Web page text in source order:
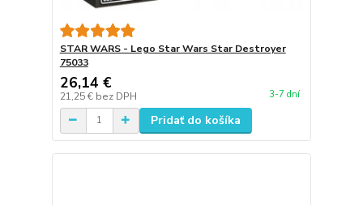
STAR WARS - Lego Star Wars Star Destroyer
75033
26,14 €
21,25 € bez DPH 3-7 dní
Pridať do košíka